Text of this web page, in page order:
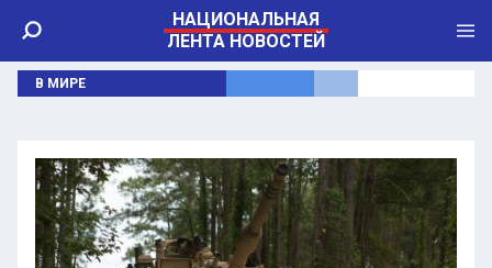
НАЦИОНАЛЬНАЯ
ЛЕНТА НОВОСТЕЙ
В МИРЕ